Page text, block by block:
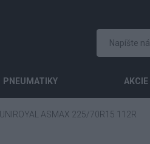
PNEUMATIKY AKCIE
UNIROYAL ASMAX 225/70R15 112R